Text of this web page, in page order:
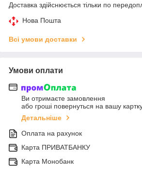
Доставка здійснюється тільки по
Нова Пошта
Всі умови доставки
Умови оплати
Ви отримаєте замовлення
або гроші повернуться на вашу
Детальніше
Оплата на рахунок
Карта ПРИВАТБАНКУ
Карта Монобанк